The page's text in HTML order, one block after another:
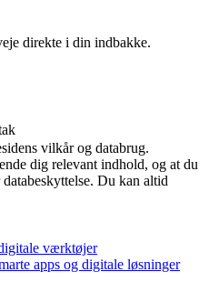
direkte i din indbakke.
vilkår og databrug.
dig relevant indhold, og at du
Du kan altid
værktøjer
apps og digitale løsninger